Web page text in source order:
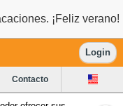
¡Feliz verano!
Login
Contacto